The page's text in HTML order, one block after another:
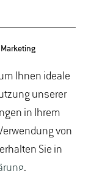
unterODbL
Studium|
Studiengänge
Marketing
Ihnen ideale
unserer
in Ihrem
von
Sie in
.